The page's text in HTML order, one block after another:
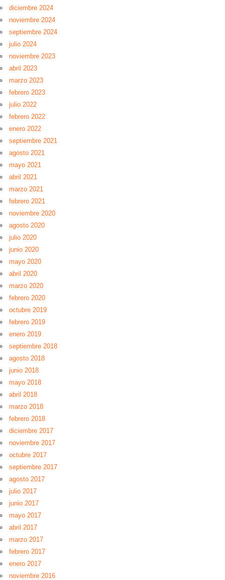
diciembre 2024
noviembre 2024
septiembre 2024
julio 2024
noviembre 2023
abril 2023
marzo 2023
febrero 2023
julio 2022
febrero 2022
enero 2022
septiembre 2021
agosto 2021
mayo 2021
abril 2021
marzo 2021
febrero 2021
noviembre 2020
agosto 2020
julio 2020
junio 2020
mayo 2020
abril 2020
marzo 2020
febrero 2020
octubre 2019
febrero 2019
enero 2019
septiembre 2018
agosto 2018
junio 2018
mayo 2018
abril 2018
marzo 2018
febrero 2018
diciembre 2017
noviembre 2017
octubre 2017
septiembre 2017
agosto 2017
julio 2017
junio 2017
mayo 2017
abril 2017
marzo 2017
febrero 2017
enero 2017
noviembre 2016